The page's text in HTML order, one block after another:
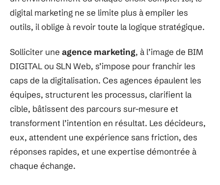
digital marketing ne se limite plus à empiler les
outils, il oblige à revoir toute la logique stratégique.
Solliciter une agence marketing, à l’image de BIM
DIGITAL ou SLN Web, s’impose pour franchir les
caps de la digitalisation. Ces agences épaulent les
équipes, structurent les processus, clarifient la
cible, bâtissent des parcours sur-mesure et
transforment l’intention en résultat. Les décideurs,
eux, attendent une expérience sans friction, des
réponses rapides, et une expertise démontrée à
chaque échange.